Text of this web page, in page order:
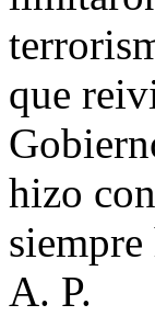
que
hizo
A. P.